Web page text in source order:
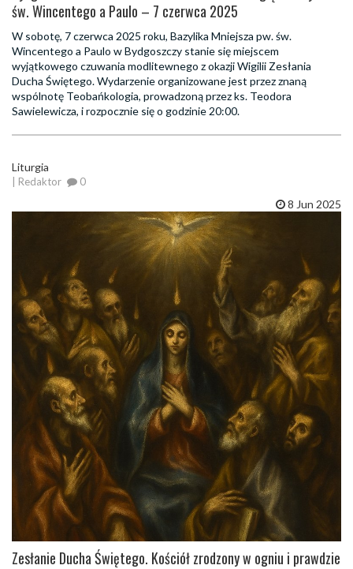
św. Wincentego a Paulo – 7 czerwca 2025
W sobotę, 7 czerwca 2025 roku, Bazylika Mniejsza pw. św.
Wincentego a Paulo w Bydgoszczy stanie się miejscem
wyjątkowego czuwania modlitewnego z okazji Wigilii Zesłania
Ducha Świętego. Wydarzenie organizowane jest przez znaną
wspólnotę Teobańkologia, prowadzoną przez ks. Teodora
Sawielewicza, i rozpocznie się o godzinie 20:00.
Liturgia
| Redaktor 0
8 Jun 2025
Zesłanie Ducha Świętego. Kościół zrodzony w ogniu i prawdzie